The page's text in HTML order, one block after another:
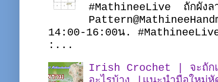
#MathineeLive ถักผังล
14:00-16:00น.
:...
Irish Crochet | จะถักเสื้